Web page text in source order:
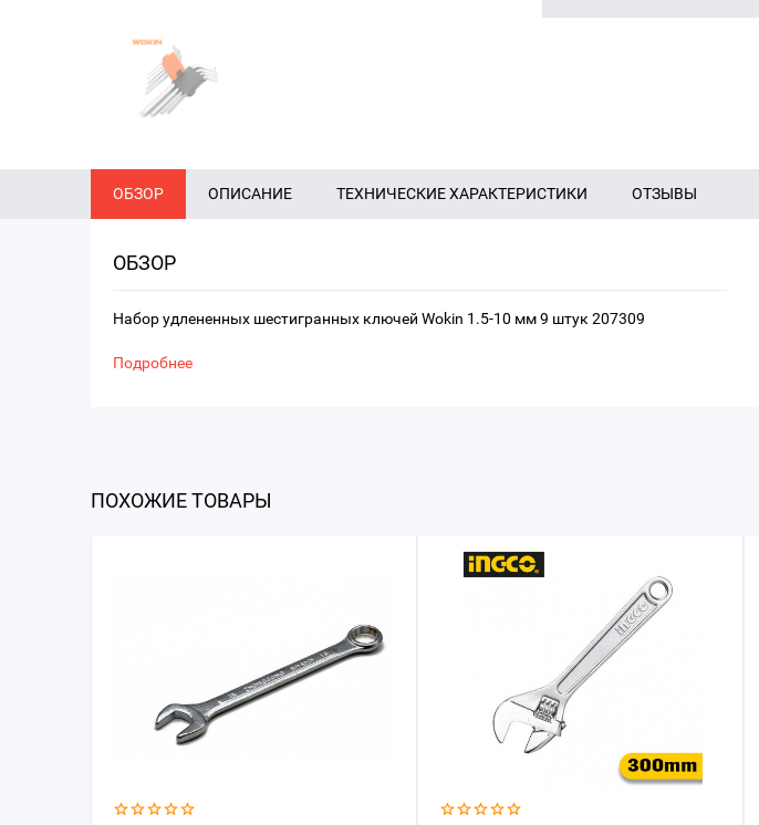
ОБЗОР ОПИСАНИЕ ТЕХНИЧЕСКИЕ ХАРАКТЕРИСТИКИ ОТЗЫВЫ
ОБЗОР
Набор удлененных шестигранных ключей Wokin 1.5-10 мм 9 штук 207309
Подробнее
ПОХОЖИЕ ТОВАРЫ